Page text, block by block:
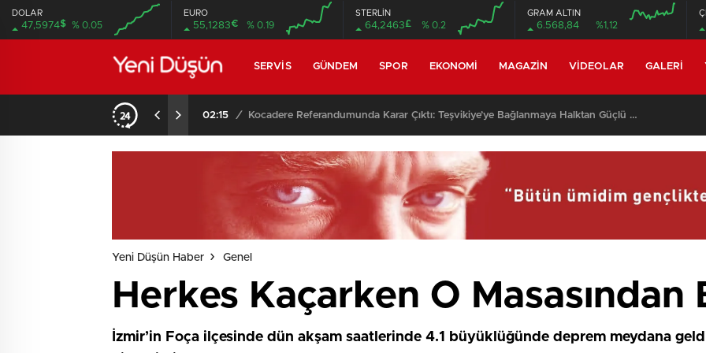
DOLAR
47,5974$ % 0.05
EURO
55,1283€ % 0.19
STERLİN
64,2463£ % 0.2
GRAM ALTIN
6.568,84 %1,12
SERVIS GÜNDEM SPOR EKONOMI MAGAZIN VIDEOLAR GALERI
02:15 / Kocadere Referandumunda Karar Çıktı: Teşvikiye’ye Bağlanmaya Halktan Güçlü Destek
Yeni Düşün Haber Genel
Herkes Kaçarken O Masasından
İzmir’in Foça ilçesinde dün akşam saatlerinde 4.1 büyüklüğünde deprem meydana